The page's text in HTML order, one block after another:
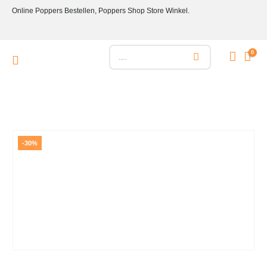
Online Poppers Bestellen, Poppers Shop Store Winkel.
0
-30%